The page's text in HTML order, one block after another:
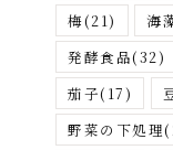
梅(21) 海
発酵食品(32)
茄子(17)
野菜の下処理